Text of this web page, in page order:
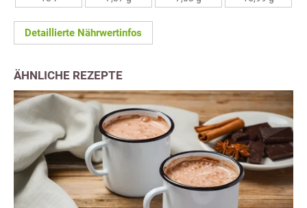
Detaillierte Nährwertinfos
ÄHNLICHE REZEPTE